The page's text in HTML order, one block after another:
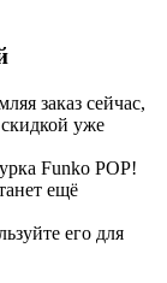
заказ сейчас,
уже
Funko POP!
ещё
его для